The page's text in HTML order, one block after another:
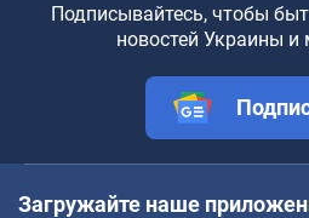
Подписывайтесь, чтобы
новостей Украины и
Загружайте наше